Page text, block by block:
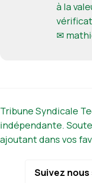
à la
✉
Tribune Syndicale
indépendante.
ajoutant dans vos
Suivez nous